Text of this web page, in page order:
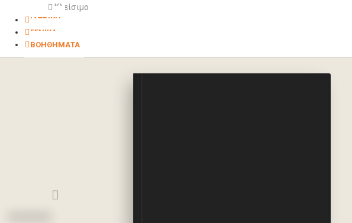
Κλείσιμο
ΙΑΤΡΙΚΗ
ΓΕΝΙΚΑ
ΒΟΗΘΗΜΑΤΑ